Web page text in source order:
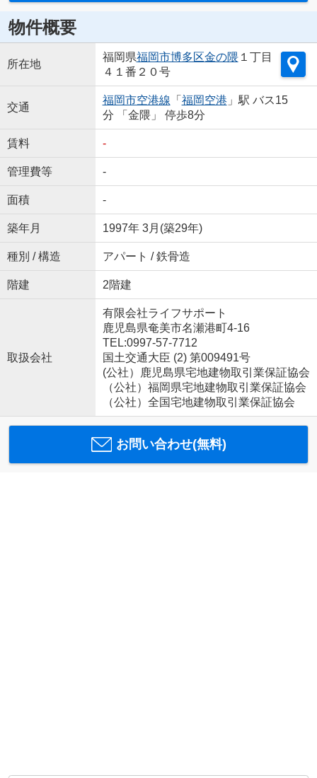
物件概要
所在地
福岡県福岡市博多区金の隈１丁目
４１番２０号
交通
福岡市空港線 「 福岡空港 」駅 バス15
分 「金隈」 停歩8分
賃料 -
管理費等 -
面積 -
築年月 1997年 3月(築29年)
種別 / 構造 アパート / 鉄骨造
階建 2階建
取扱会社
有限会社ライフサポート
鹿児島県奄美市名瀬港町4-16
TEL:0997-57-7712
国土交通大臣 (2) 第009491号
(公社）鹿児島県宅地建物取引業保証協会
（公社）福岡県宅地建物取引業保証協会
（公社）全国宅地建物取引業保証協会
お問い合わせ(無料)